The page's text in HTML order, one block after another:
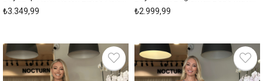
₺3.349,99
₺2.999,99
New
Item
New
Item